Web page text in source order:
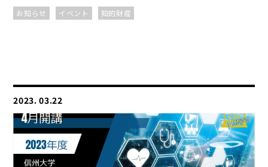
お知らせ イベント 知的財産
2023. 03.22